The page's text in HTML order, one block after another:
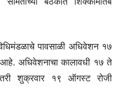
पावसाळी अधिवेशन १७
अधिवेशनाचा कालावधी १७ ते
शुक्रवार १९ ऑगस्ट रोजी